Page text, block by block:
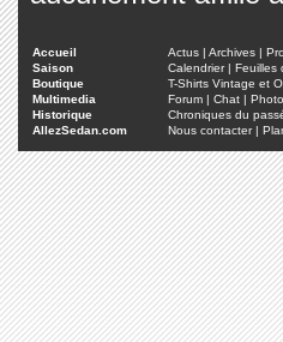
Accueil Actus | Archives |
Saison
Calendrier| Feuilles
Boutique
T-Shirts Vintage et
Multimedia
Forum | Chat |
Historique
Chroniques du
AllezSedan.com
Nous contacter|